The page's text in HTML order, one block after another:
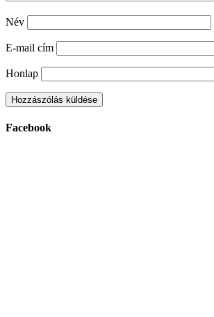
Név
E-mail cím
Honlap
Facebook